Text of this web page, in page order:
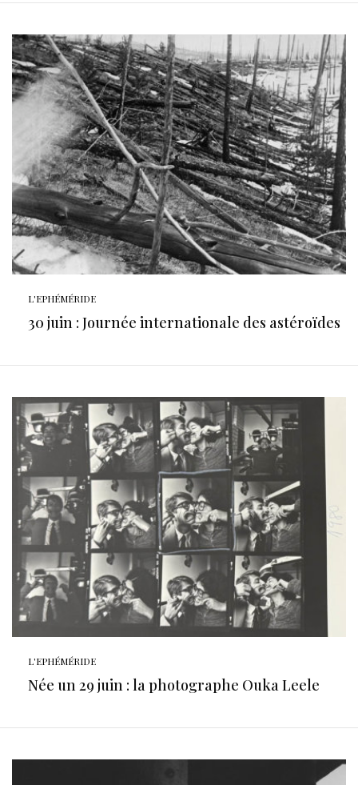
L'EPHÉMÉRIDE
30 juin : Journée internationale des astéroïdes
L'EPHÉMÉRIDE
Née un 29 juin : la photographe Ouka Leele